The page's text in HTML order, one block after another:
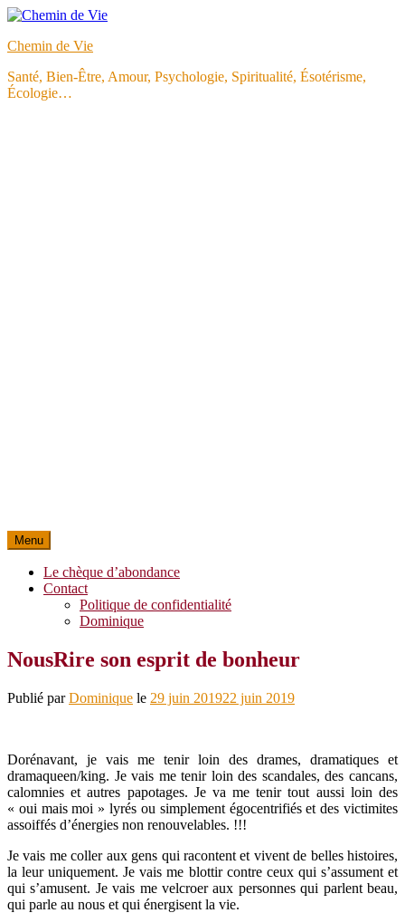
Aller
contenu
Chemin de Vie
Santé, Bien-Être, Amour, Psychologie, Spiritualité, Ésotérisme,
Écologie…
Menu
Le chèque d’abondance
Contact
Politique de confidentialité
Dominique
NousRire son esprit de bonheur
Publié parDominique le 29 juin 201922 juin 2019
Dorénavant, je vais me tenir loin des drames, dramatiques et
dramaqueen/king. Je vais me tenir loin des scandales, des cancans,
calomnies et autres papotages. Je va me tenir tout aussi loin des
« oui mais moi » lyrés ou simplement égocentrifiés et des victimites
assoiffés d’énergies non renouvelables. !!!
Je vais me coller aux gens qui racontent et vivent de belles histoires,
la leur uniquement. Je vais me blottir contre ceux qui s’assument et
qui s’amusent. Je vais me velcroeraux personnes qui parlent beau,
qui parle au nous et qui énergisent la vie.